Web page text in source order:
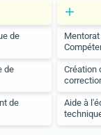
de
de
de
Création
Aide à